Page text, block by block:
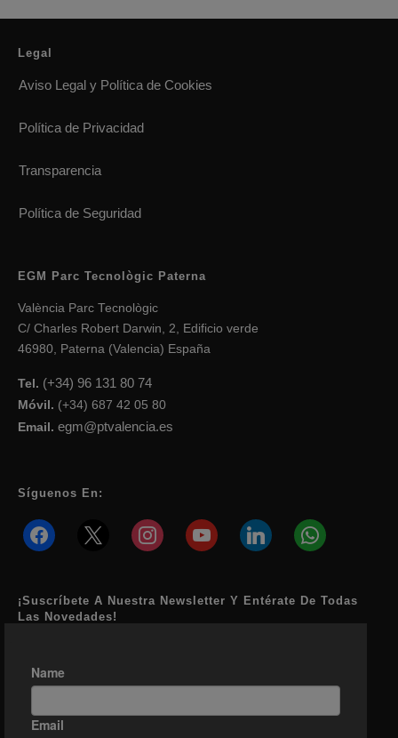
Legal
Aviso Legal y Política de Cookies
Política de Privacidad
Transparencia
Política de Seguridad
EGM Parc Tecnològic Paterna
València Parc Tecnològic
C/ Charles Robert Darwin, 2, Edificio verde
46980, Paterna (Valencia) España
Tel. (+34) 96 131 80 74
Móvil. (+34) 687 42 05 80
Email. egm@ptvalencia.es
Síguenos En:
facebook instagramyoutube linkedin whatsapp
¡Suscríbete A Nuestra Newsletter Y Entérate De Todas
Las Novedades!